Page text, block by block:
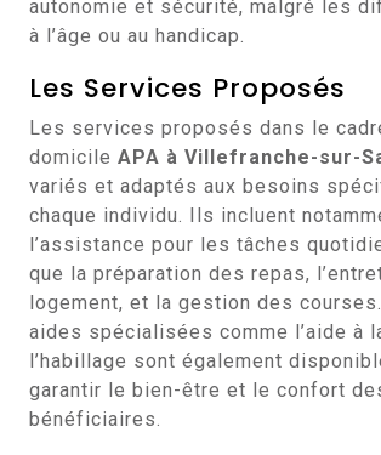
autonomie et sécurité, malgré les
à l’âge ou au handicap.
Les Services Proposés
Les services proposés dans le
domicile APA à Villefranche-sur-
variés et adaptés aux besoins
chaque individu. Ils incluent
l’assistance pour les tâches
que la préparation des repas,
logement, et la gestion des
aides spécialisées comme l’aide à
l’habillage sont également
garantir le bien-être et le confort
bénéficiaires.